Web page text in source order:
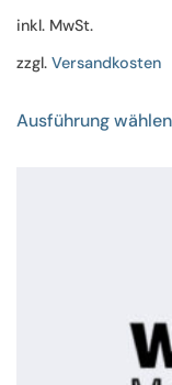
inkl. MwSt.
zzgl. Versandkosten
Ausführung wählen